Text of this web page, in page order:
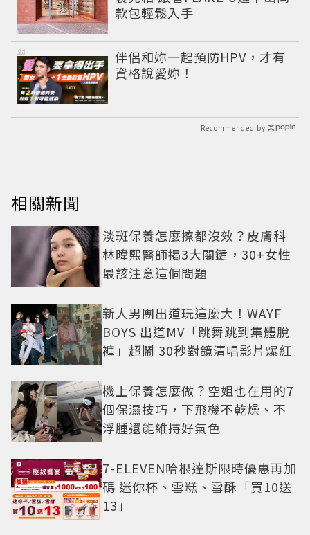
款包輕鬆入手
伴侶和妳一起預防HPV，才有
資格說愛妳！
PR
Recommended by
相關新聞
淡斑保養怎麼擦都沒效？皮膚科
林暐熙醫師揭3大關鍵，30+女性
最該注意這個問題
新人男團出道玩這麼大！WAYF
BOYS 出道MV「跳舞跳到集體脫
褲」超鬧 30秒對鏡清唱影片爆紅
機上保養怎麼做？空姐也在用的7
個保濕技巧，下飛機不乾燥、不
浮腫還能維持好氣色
7-ELEVEN哈根達斯限時優惠再加
碼 迷你杯、雪糕、雪酥「買10送
13」